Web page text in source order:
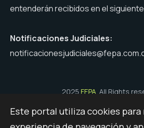
entenderán recibidos en el siguiente
Notificaciones Judiciales:
2025 FEPA . All Rights
Políticas de Seguridad, Términos y
Este portal utiliza cookies para